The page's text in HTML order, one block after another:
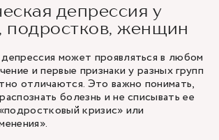
депрессия у
подростков, женщин
может проявляться в любом
и первые признаки у разных групп
отличаются. Это важно понимать,
болезнь и не списывать ее
кризис» или